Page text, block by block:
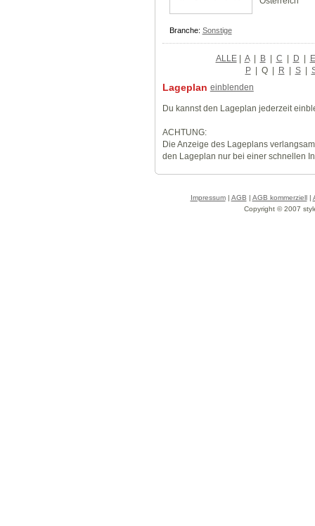
Branche: Sonstige
ALLE| A | B | C | D | E
P | Q | R | S |
Lageplan einblenden
Du kannst den Lageplan jederzeit
ACHTUNG:
Die Anzeige des Lageplans
den Lageplan nur bei einer schnellen
Impressum| AGB | AGB kommerziell|
Copyright © 2007